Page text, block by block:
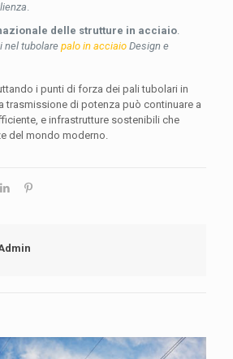
.
delle strutture in acciaio.
nel tubolare palo in acciaioDesign e
i punti di forza dei pali tubolari in
trasmissione di potenza può continuare a
e infrastrutture sostenibili che
del mondo moderno.